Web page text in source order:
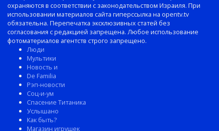
охраняются в соответствии с законодательством Израиля. При
использовании материалов сайта гиперссылка на opentv.tv
обязательна. Перепечатка эксклюзивных статей без
согласования с редакцией запрещена. Любое использование
фотоматериалов агентств строго запрещено.
Люди
Мультики
Новость и
De Familia
Рэп-новости
Соц-и-ум
Спасение Титаника
Услышано
Как быть?
Магазин игрушек